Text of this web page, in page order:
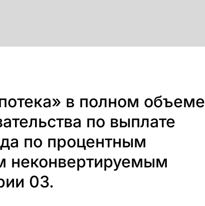
в полном объеме
по выплате
по процентным
неконвертируемым
03.